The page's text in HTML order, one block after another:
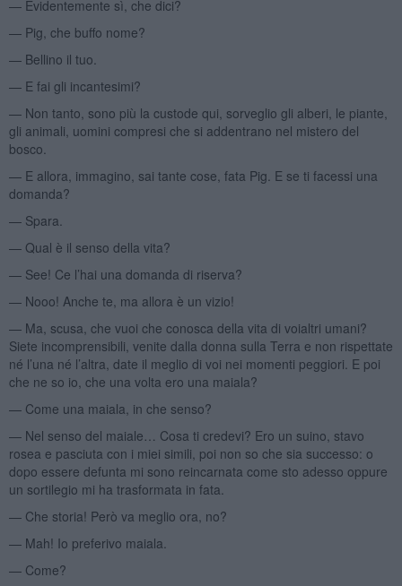
— Evidentemente sì, che dici?
— Pig, che buffo nome?
— Bellino il tuo.
— E fai gli incantesimi?
— Non tanto, sono più la custode qui, sorveglio gli alberi, le piante,
gli animali, uomini compresi che si addentrano nel mistero del
bosco.
— E allora, immagino, sai tante cose, fata Pig. E se ti facessi una
domanda?
— Spara.
— Qual è il senso della vita?
— See! Ce l’hai una domanda di riserva?
— Nooo! Anche te, ma allora è un vizio!
— Ma, scusa, che vuoi che conosca della vita di voialtri umani?
Siete incomprensibili, venite dalla donna sulla Terra e non rispettate
né l’una né l’altra, date il meglio di voi nei momenti peggiori. E poi
che ne so io, che una volta ero una maiala?
— Come una maiala, in che senso?
— Nel senso del maiale… Cosa ti credevi? Ero un suino, stavo
rosea e pasciuta con i miei simili, poi non so che sia successo: o
dopo essere defunta mi sono reincarnata come sto adesso oppure
un sortilegio mi ha trasformata in fata.
— Che storia! Però va meglio ora, no?
— Mah! Io preferivo maiala.
— Come?